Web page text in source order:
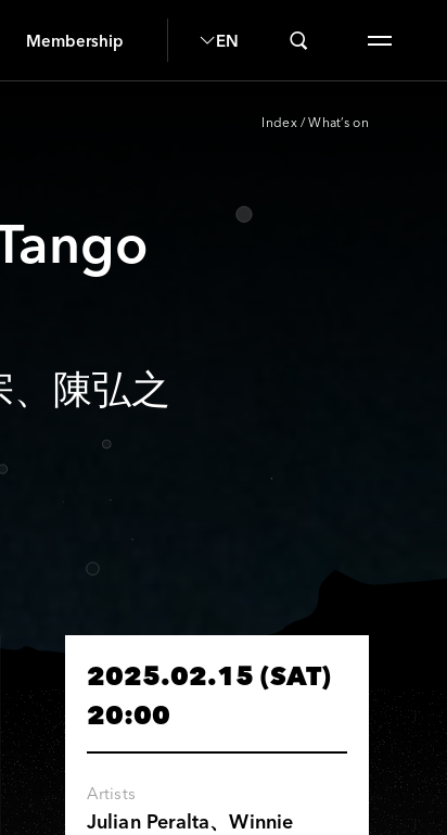
Membership EN
Index / What’s on
陳弘之
2025.02.15 (SAT)
20:00
Artists
Julian Peralta、Winnie